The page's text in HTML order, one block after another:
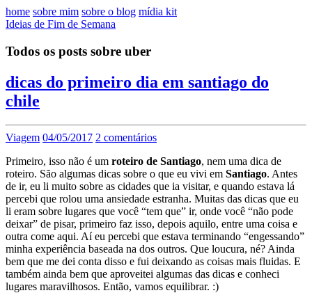
home sobre mim sobre o blog mídia kit
Ideias de Fim de Semana
Todos os posts sobre uber
dicas do primeiro dia em santiago do
chile
Viagem 04/05/2017 2 comentários
Primeiro, isso não é um roteiro de Santiago, nem uma dica de
roteiro. São algumas dicas sobre o que eu vivi em Santiago. Antes
de ir, eu li muito sobre as cidades que ia visitar, e quando estava lá
percebi que rolou uma ansiedade estranha. Muitas das dicas que eu
li eram sobre lugares que você “tem que” ir, onde você “não pode
deixar” de pisar, primeiro faz isso, depois aquilo, entre uma coisa e
outra come aqui. Aí eu percebi que estava terminando “engessando”
minha experiência baseada na dos outros. Que loucura, né? Ainda
bem que me dei conta disso e fui deixando as coisas mais fluidas. E
também ainda bem que aproveitei algumas das dicas e conheci
lugares maravilhosos. Então, vamos equilibrar. :)